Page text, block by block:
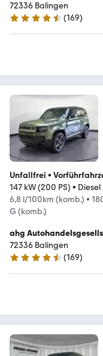
72336 Balingen
4.4 Sterne
(169)
Unfallfrei •
147 kW (200 PS) • Diesel
6,8 l/100km (komb.) •
G (komb.)
ahg
72336 Balingen
4.4 Sterne
(169)